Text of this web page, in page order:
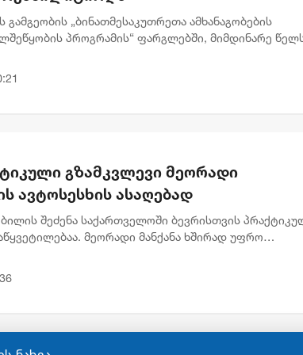
„ბინათმესაკუთრეთა ამხანაგობების
პროგრამის“ ფარგლებში, მიმდინარე
გზამკვლევი მეორადი
ავტოსესხის ასაღებად
შეძენა საქართველოში ბევრისთვის
მეორადი მანქანა ხშირად უფრო